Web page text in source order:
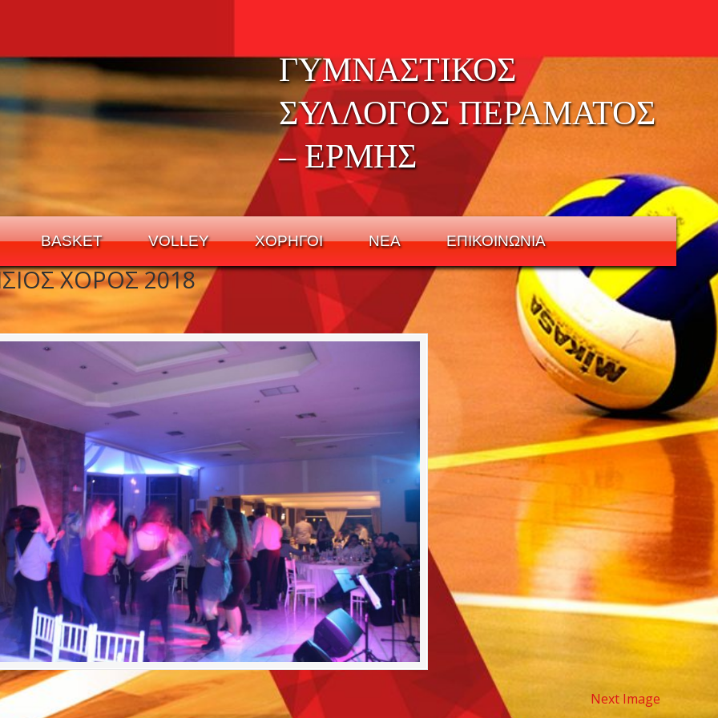
ΓΥΜΝΑΣΤΙΚΟΣ
ΣΥΛΛΟΓΟΣ ΠΕΡΑΜΑΤΟΣ
– ΕΡΜΗΣ
BASKET VOLLEY ΧΟΡΗΓΟΙ ΝΕΑ ΕΠΙΚΟΙΝΩΝΙΑ
ΧΟΡΟΣ 2018
Next Image